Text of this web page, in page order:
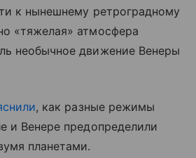
к нынешнему ретроградному
«тяжелая» атмосфера
необычное движение Венеры
, как разные режимы
и Венере предопределили
планетами.